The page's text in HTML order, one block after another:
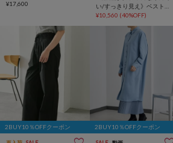
ップス【SUM1 STYLE(スミ
¥17,600
い/すっきり見え》ベスト風
ダブルVネックワンピース
¥10,560 (40%OFF)
2BUY10％OFFクーポン 2BUY10％OFFクーポン